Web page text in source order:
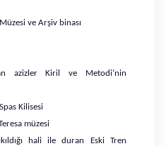
ve Arşiv binası
azizler Kiril ve Metodi’nin
Kilisesi
müzesi
hali ile duran Eski Tren